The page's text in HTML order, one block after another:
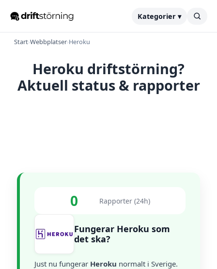
Kategorier ▾
Start›Webbplatser›Heroku
Heroku driftstörning?
Aktuell status & rapporter
0 Rapporter (24h)
Fungerar Heroku som
det ska?
Just nu fungerar Heroku normalt i Sverige.